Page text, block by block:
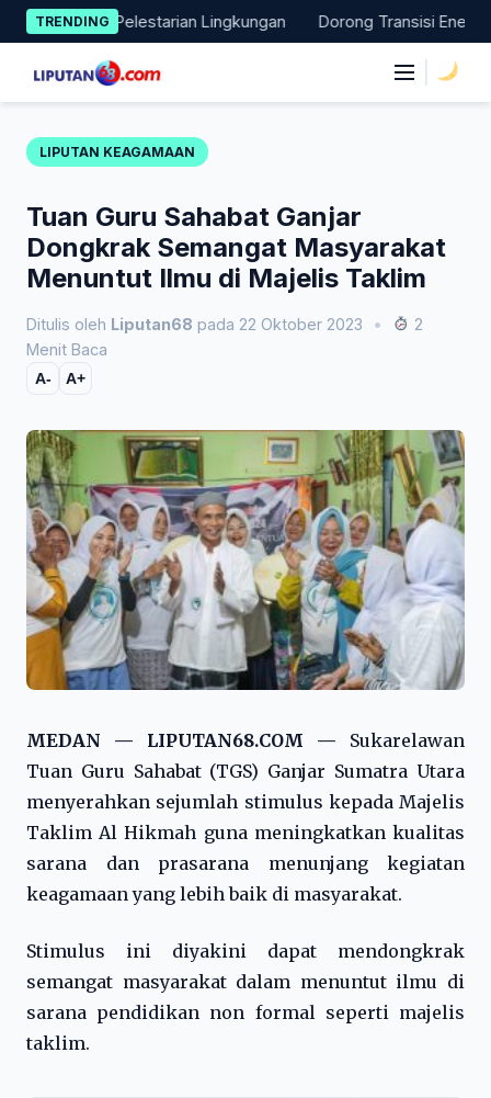
Skip
to
content
TRENDING
Pelestarian Lingkungan Dorong Transisi Energi di NTT,
LIPUTAN KEAGAMAAN
Tuan Guru Sahabat Ganjar
Dongkrak Semangat Masyarakat
Menuntut Ilmu di Majelis Taklim
Ditulis oleh Liputan68 pada 22 Oktober 2023 •
2
Menit Baca
A- A+
MEDAN — LIPUTAN68.COM — Sukarelawan
Tuan Guru Sahabat (TGS) Ganjar Sumatra Utara
menyerahkan sejumlah stimulus kepada Majelis
Taklim Al Hikmah guna meningkatkan kualitas
sarana dan prasarana menunjang kegiatan
keagamaan yang lebih baik di masyarakat.
Stimulus ini diyakini dapat mendongkrak
semangat masyarakat dalam menuntut ilmu di
sarana pendidikan non formal seperti majelis
taklim.